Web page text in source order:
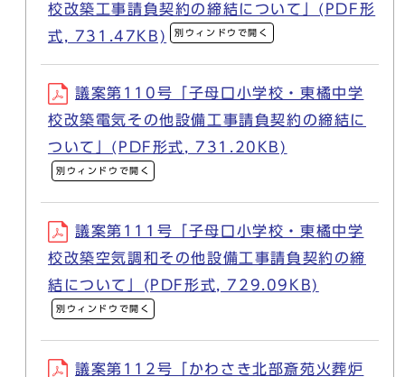
校改築工事請負契約の締結について」(PDF形
式, 731.47KB)
別ウィンドウで開く
議案第110号「子母口小学校・東橘中学
校改築電気その他設備工事請負契約の締結に
ついて」(PDF形式, 731.20KB)
別ウィンドウで開く
議案第111号「子母口小学校・東橘中学
校改築空気調和その他設備工事請負契約の締
結について」(PDF形式, 729.09KB)
別ウィンドウで開く
議案第112号「かわさき北部斎苑火葬炉